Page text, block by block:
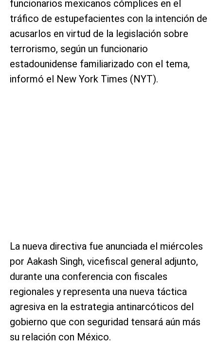
funcionarios mexicanos cómplices en el
tráfico de estupefacientes con la intención de
acusarlos en virtud de la legislación sobre
terrorismo, según un funcionario
estadounidense familiarizado con el tema,
informó el New York Times (NYT).
La nueva directiva fue anunciada el miércoles
por Aakash Singh, vicefiscal general adjunto,
durante una conferencia con fiscales
regionales y representa una nueva táctica
agresiva en la estrategia antinarcóticos del
gobierno que con seguridad tensará aún más
su relación con México.